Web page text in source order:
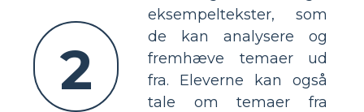
2
eksempeltekster, som
de kan analysere og
fremhæve temaer ud
fra. Eleverne kan også
tale om temaer fra